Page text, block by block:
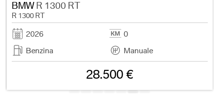
BMWR 1300 RT
R 1300 RT
2026
0
Benzina
Manuale
28.500 €